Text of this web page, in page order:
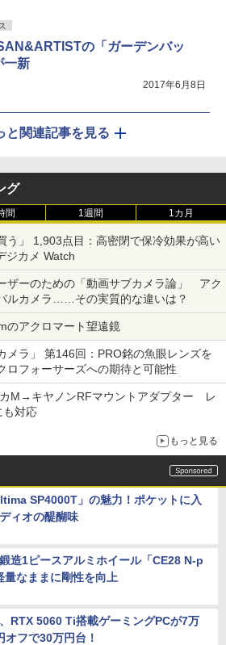
の「ガーデンバッ
一新
2017年6月8日
と関連記事を見る
グ
間 1週間 1カ月
う」 1,903点目：高密閉で保冷効果が高い
ジカメ Watch
ザーのための「動画サブカメラ論」 アク
ルカメラ……その実質的な違いは？
のアクロマート望遠鏡
メラ」 第146回：PRO銘の魚眼レンズを
ロフォーサーズへの期待と可能性
M→キヤノンRFマウントアダプター レ
も対応
もっと見る
SP4000T」の魅力！ポケットに入
ィオの醍醐味
造1ピースアルミホイール「CE28 N-p
量なままに剛性を向上
RTX 5060 Ti搭載ゲーミングPCが7万
オフで30万円台！